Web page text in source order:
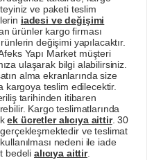
ve paketi teslim
iadesi ve değişimi
ürünler kargo firması
değişimi yapılacaktır.
Yapı Market müşteri
ulaşarak bilgi alabilirsiniz.
alma ekranlarında size
kargoya teslim edilecektir.
tarihinden itibaren
Kargo teslimatlarında
ek ücretler alıcıya aittir. 30
ve teslimat
nedeni ile iade
bedeli alıcıya aittir.